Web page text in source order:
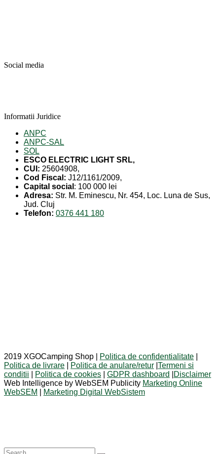
Social media
Informatii Juridice
ANPC
ANPC-SAL
SOL
ESCO ELECTRIC LIGHT SRL,
CUI: 25604908,
Cod Fiscal: J12/1161/2009,
Capital social : 100 000 lei
Adresa: Str. M. Eminescu, Nr. 454, Loc. Luna de Sus,
Jud. Cluj
Telefon: 0376 441 180
2019 XGOCamping Shop | Politica de confidentialitate
Politica de livrare
Politica de anulare/retur Termeni si
conditii
Politica de cookies GDPR dashboard
Disclaimer
Web Intelligence by WebSEM Publicity Marketing Online
WebSEM
Marketing Digital WebSistem